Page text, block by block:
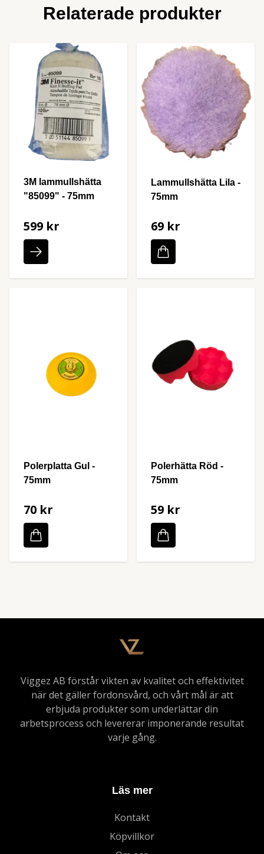
Relaterade produkter
3M lammullshätta
"85099" - 75mm
599 kr
Lammullshätta Lila -
75mm
69 kr
Polerplatta Gul -
75mm
70 kr
Polerhätta Röd -
75mm
59 kr
Viggez AB förstår vikten av kvalitet och effektivitet
när det gäller fordonsvård, och vårt mål är att
erbjuda produkter som underlättar din
arbetsprocess och levererar imponerande resultat
varje gång.
Läs mer
Kontakt
Köpvillkor